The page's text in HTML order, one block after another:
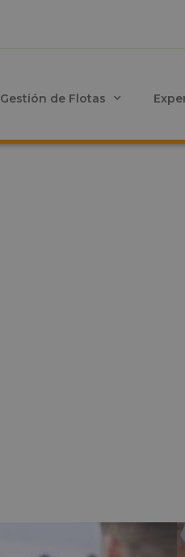
Gestión de Flotas